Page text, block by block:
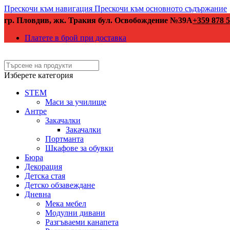
Прескочи към навигация Прескочи към основното съдържание
гр. Пловдив, жк. Тракия бул. Освобождение №39А+359 878
Платете в брой при доставка
Изберете категория
STEM
Маси за училище
Антре
Закачалки
Закачалки
Портманта
Шкафове за обувки
Бюра
Декорация
Детска стая
Детско обзавеждане
Дневна
Мека мебел
Модулни дивани
Разгъваеми канапета